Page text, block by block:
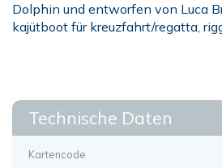
Dolphin und entworfen von Luca
kajütboot für kreuzfahrt/regatta,
Technische Daten
Kartencode